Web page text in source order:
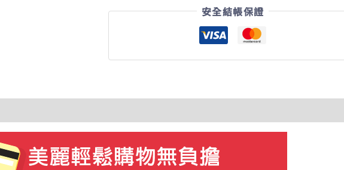
安全結帳保證